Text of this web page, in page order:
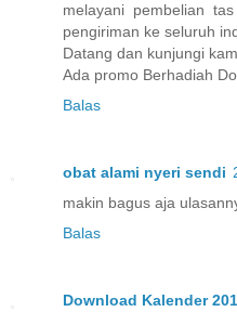
melayani pembelian
pengiriman ke seluruh
Datang dan kunjungi
Ada promo Berhadiah
Balas
obat alami nyeri sendi
makin bagus aja
Balas
Download Kalender